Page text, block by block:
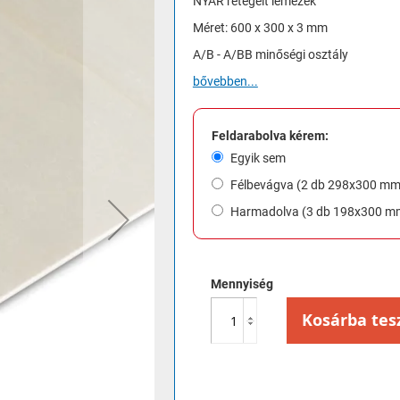
Méret: 600 x 300 x 3 mm
A/B - A/BB minőségi osztály
bővebben...
Feldarabolva kérem:
Egyik sem
Félbevágva (2 db 298x300
Harmadolva (3 db 198x300
Mennyiség
Kosárba